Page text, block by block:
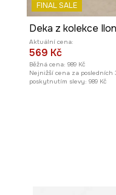
FINAL SALE
Aktuální cena:
569 Kč
Běžná cena: 989 Kč
Nejnižší cena za posledních
poskytnutím slevy: 989 Kč